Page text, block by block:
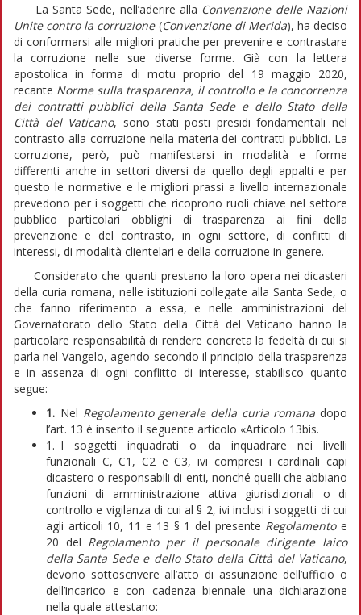
La Santa Sede, nell’aderire alla Convenzione delle Nazioni
Unite contro la corruzione(Convenzione di Merida), ha deciso
di conformarsi alle migliori pratiche per prevenire e contrastare
la corruzione nelle sue diverse forme. Già con la lettera
apostolica in forma di motu proprio del 19 maggio 2020,
recante Norme sulla trasparenza, il controllo e la concorrenza
dei contratti pubblici della Santa Sede e dello Stato della
Città del Vaticano, sono stati posti presidi fondamentali nel
contrasto alla corruzione nella materia dei contratti pubblici. La
corruzione, però, può manifestarsi in modalità e forme
differenti anche in settori diversi da quello degli appalti e per
questo le normative e le migliori prassi a livello internazionale
prevedono per i soggetti che ricoprono ruoli chiave nel settore
pubblico particolari obblighi di trasparenza ai fini della
prevenzione e del contrasto, in ogni settore, di conflitti di
interessi, di modalità clientelari e della corruzione in genere.
Considerato che quanti prestano la loro opera nei dicasteri
della curia romana, nelle istituzioni collegate alla Santa Sede, o
che fanno riferimento a essa, e nelle amministrazioni del
Governatorato dello Stato della Città del Vaticano hanno la
particolare responsabilità di rendere concreta la fedeltà di cui si
parla nel Vangelo, agendo secondo il principio della trasparenza
e in assenza di ogni conflitto di interesse, stabilisco quanto
segue:
1. Nel Regolamento generale della curia romana dopo
l’art. 13 è inserito il seguente articolo «Articolo 13bis.
1. I soggetti inquadrati o da inquadrare nei livelli
funzionali C, C1, C2 e C3, ivi compresi i cardinali capi
dicastero o responsabili di enti, nonché quelli che abbiano
funzioni di amministrazione attiva giurisdizionali o di
controllo e vigilanza di cui al § 2, ivi inclusi i soggetti di cui
agli articoli 10, 11 e 13 § 1 del presente Regolamentoe
20 del Regolamento per il personale dirigente laico
della Santa Sede e dello Stato della Città del Vaticano,
devono sottoscrivere all’atto di assunzione dell’ufficio o
dell’incarico e con cadenza biennale una dichiarazione
nella quale attestano: